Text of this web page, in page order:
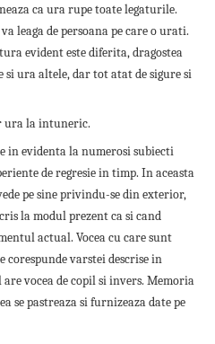
ca ura rupe toate legaturile.
leaga de persoana pe care o urati.
evident este diferita, dragostea
si ura altele, dar tot atat de sigure si
ura la intuneric.
in evidenta la numerosi subiecti
de regresie in timp. In aceasta
pe sine privindu-se din exterior,
la modul prezent ca si cand
actual. Vocea cu care sunt
corespunde varstei descrise in
vocea de copil si invers. Memoria
se pastreaza si furnizeaza date pe